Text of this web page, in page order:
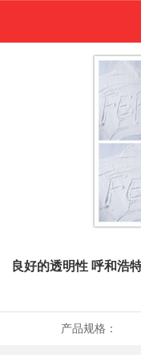
良好的透明性 呼和浩
产品规格：